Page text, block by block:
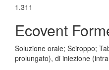
1.311
Ecovent
Soluzione orale; Sciroppo;
prolungato), di iniezione